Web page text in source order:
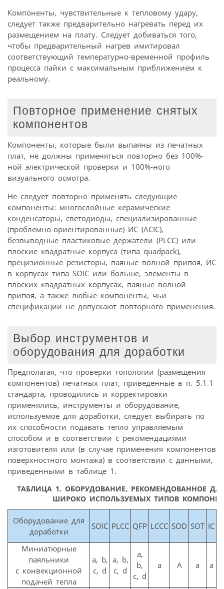
Компоненты, чувствительные к тепловому удару,
следует также предварительно нагревать перед их
размещением на плату. Следует добиваться того,
чтобы предварительный нагрев имитировал
соответствующий температурно-временной профиль
процесса пайки с максимальным приближением к
реальному.
Повторное применение снятых
компонентов
Компоненты, которые были выпаяны из печатных
плат, не должны применяться повторно без 100%-
ной электрической проверки и 100%-ного
визуального осмотра.
Не следует повторно применять следующие
компоненты: многослойные керамические
конденсаторы, светодиоды, специализированные
(проблемно-ориентированные) ИС (ACIC),
безвыводные пластиковые держатели (PLCC) или
плоские квадратные корпуса (типа quadpack),
прецизионные резисторы, паяные волной припоя, ИС
в корпусах типа SOIC или больше, элементы в
плоских квадратных корпусах, паяные волной
припоя, а также любые компоненты, чьи
спецификации не допускают повторного применения.
Выбор инструментов и
оборудования для доработки
Предполагая, что проверки топологии (размещения
компонентов) печатных плат, приведенные в п. 5.1.1
стандарта, проводились и корректировки
применялись, инструменты и оборудование,
используемое для доработки, следует выбирать по
их способности подавать тепло управляемым
способом и в соответствии с рекомендациями
изготовителя или (в случае применения компонентов
поверхностного монтажа) в соответствии с данными,
приведенными в таблице 1.
ТАБЛИЦА 1. ОБОРУДОВАНИЕ, РЕКОМЕНДОВАННОЕ
ШИРОКО ИСПОЛЬЗУЕМЫХ ТИПОВ
Оборудование для
доработки
SOIC PLCC QFP LCCC SOD SOT IC
Миниатюрные
паяльники
с конвекционной
подачей тепла
a, b,
c, d
a, b,
c, d
a,
b,
c, d
a A a a